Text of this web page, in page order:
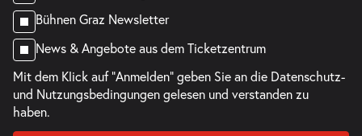
Bühnen Graz Newsletter
News & Angebote aus dem Ticketzentrum
Mit dem Klick auf "Anmelden" geben Sie an die Datenschutz-
und Nutzungsbedingungengelesen und verstanden zu
haben.